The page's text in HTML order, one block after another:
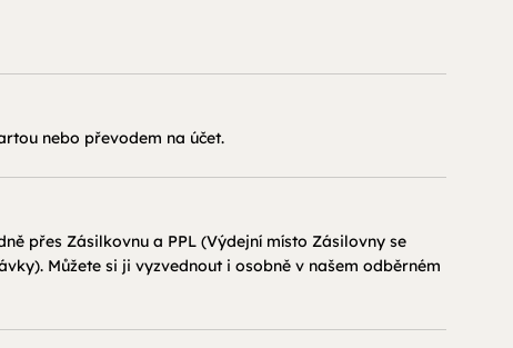
nebo převodem na účet.
přes Zásilkovnu a PPL (Výdejní místo Zásilovny se
Můžete si ji vyzvednout i osobně v našem odběrném